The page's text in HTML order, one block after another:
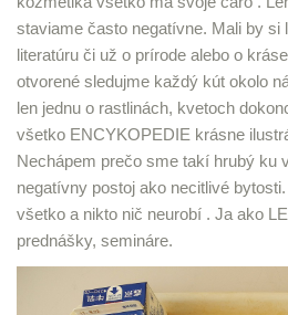
staviame často negatívne. Mali by si
literatúru či už o prírode alebo o
otvorené sledujme každý kút okolo
len jednu o rastlinách, kvetoch
všetko ENCYKOPEDIE krásne
Nechápem prečo sme takí hrubý ku
negatívny postoj ako necitlivé
všetko a nikto nič neurobí . Ja ako
prednášky, semináre.